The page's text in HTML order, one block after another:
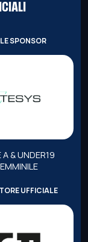
SPONSOR
A & UNDER19
UFFICIALE